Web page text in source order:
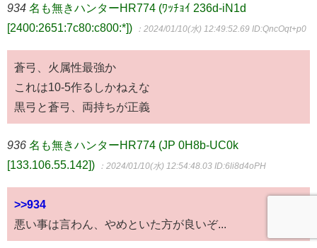
934 名も無きハンターHR774 (ﾜｯﾁｮｲ 236d-iN1d
[2400:2651:7c80:c800:*])
：2024/01/10(水) 12:49:52.69 ID:QncOqt+p0
蒼弓、火属性最強か
これは10-5作るしかねえな
黒弓と蒼弓、両持ちが正義
936 名も無きハンターHR774 (JP 0H8b-UC0k
[133.106.55.142])
：2024/01/10(水) 12:54:48.03 ID:6li8d4oPH
>>934
悪い事は言わん、やめといた方が良いぞ...